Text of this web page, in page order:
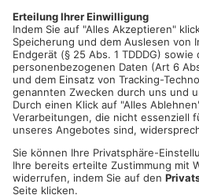
Dienstgruppenleiter der Stadtpolizei Hanau
PLAY